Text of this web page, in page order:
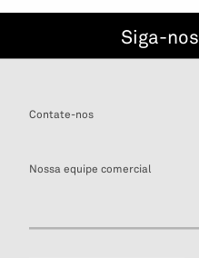
Siga-nos
Contate-nos
Nossa equipe comercial